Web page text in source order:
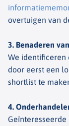
overtuigen van
3. Benaderen
We identificeren
door eerst een
shortlist te
4.